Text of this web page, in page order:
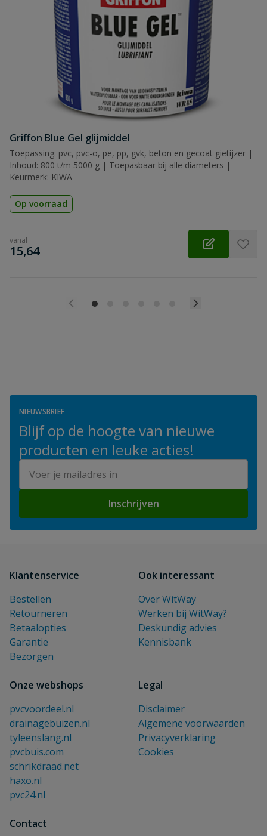
Griffon Blue Gel glijmiddel
Toepassing: pvc, pvc-o, pe, pp, gvk, beton en gecoat gietijzer |
Inhoud: 800 t/m 5000 g | Toepasbaar bij alle diameters |
Keurmerk: KIWA
Op voorraad
vanaf
€
15,64
NIEUWSBRIEF
Blijf op de hoogte van nieuwe
producten en leuke acties!
Inschrijven
Klantenservice
Bestellen
Retourneren
Betaalopties
Garantie
Bezorgen
Ook interessant
Over WitWay
Werken bij WitWay?
Deskundig advies
Kennisbank
Onze webshops
pvcvoordeel.nl
drainagebuizen.nl
tyleenslang.nl
pvcbuis.com
schrikdraad.net
haxo.nl
pvc24.nl
Legal
Disclaimer
Algemene voorwaarden
Privacyverklaring
Cookies
Contact